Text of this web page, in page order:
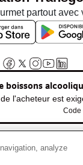
partout avec
l'acheteur est
Code
© Tous
analyze